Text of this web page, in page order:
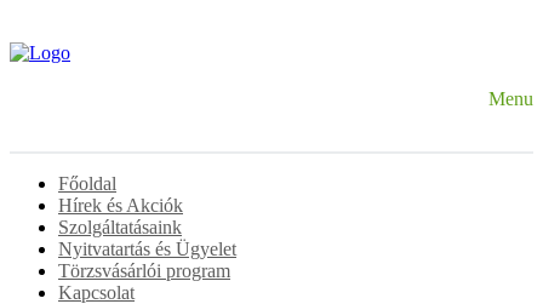
Menu
Főoldal
Hírek és Akciók
Szolgáltatásaink
Nyitvatartás és Ügyelet
Törzsvásárlói program
Kapcsolat